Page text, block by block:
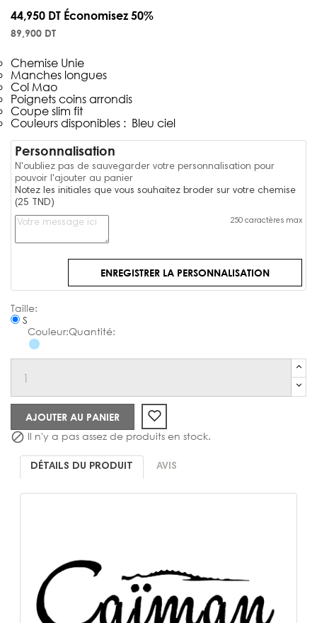
44,950 DT Économisez 50%
89,900 DT
Chemise Unie
Manches longues
Col Mao
Poignets coins arrondis
Coupe slim fit
Couleurs disponibles : Bleu ciel
Personnalisation
N'oubliez pas de sauvegarder votre personnalisation pour
pouvoir l'ajouter au panier
Notez les initiales que vous souhaitez broder sur votre chemise
(25 TND)
250 caractères max
ENREGISTRER LA PERSONNALISATION
Chemise
S
AJOUTER AU PANIER
 Il n'y a pas assez de produits en stock.
DÉTAILS DU PRODUIT AVIS